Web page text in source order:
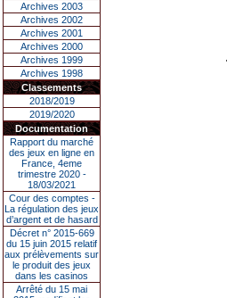
Archives 2003
Archives 2002
Archives 2001
Archives 2000
Archives 1999
Archives 1998
Classements
2018/2019
2019/2020
Documentation
Rapport du marché
des jeux en ligne en
France, 4eme
trimestre 2020 -
18/03/2021
Cour des comptes -
La régulation des jeux
d’argent et de hasard
Décret n° 2015-669
du 15 juin 2015 relatif
aux prélèvements sur
le produit des jeux
dans les casinos
Arrêté du 15 mai